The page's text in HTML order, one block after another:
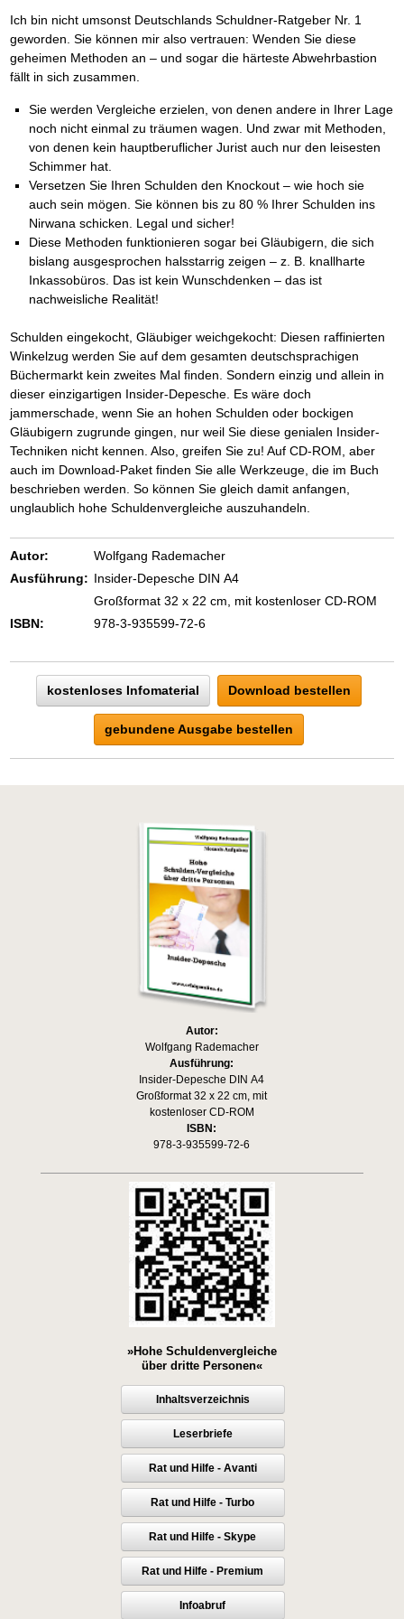
Ich bin nicht umsonst Deutschlands Schuldner-Ratgeber Nr. 1
geworden. Sie können mir also vertrauen: Wenden Sie diese
geheimen Methoden an – und sogar die härteste Abwehrbastion
fällt in sich zusammen.
Sie werden Vergleiche erzielen, von denen andere in Ihrer Lage
noch nicht einmal zu träumen wagen. Und zwar mit Methoden,
von denen kein hauptberuflicher Jurist auch nur den leisesten
Schimmer hat.
Versetzen Sie Ihren Schulden den Knockout – wie hoch sie
auch sein mögen. Sie können bis zu 80 % Ihrer Schulden ins
Nirwana schicken. Legal und sicher!
Diese Methoden funktionieren sogar bei Gläubigern, die sich
bislang ausgesprochen halsstarrig zeigen – z. B. knallharte
Inkassobüros. Das ist kein Wunschdenken – das ist
nachweisliche Realität!
Schulden eingekocht, Gläubiger weichgekocht: Diesen raffinierten
Winkelzug werden Sie auf dem gesamten deutschsprachigen
Büchermarkt kein zweites Mal finden. Sondern einzig und allein in
dieser einzigartigen Insider-Depesche. Es wäre doch
jammerschade, wenn Sie an hohen Schulden oder bockigen
Gläubigern zugrunde gingen, nur weil Sie diese genialen Insider-
Techniken nicht kennen. Also, greifen Sie zu! Auf CD-ROM, aber
auch im Download-Paket finden Sie alle Werkzeuge, die im Buch
beschrieben werden. So können Sie gleich damit anfangen,
unglaublich hohe Schuldenvergleiche auszuhandeln.
Autor:
Wolfgang Rademacher
Ausführung: Insider-Depesche DIN A4
Großformat 32 x 22 cm, mit kostenloser CD-ROM
ISBN:
978-3-935599-72-6
kostenloses Infomaterial Download bestellen
gebundene Ausgabe bestellen
Autor:
Wolfgang Rademacher
Ausführung:
Insider-Depesche DIN A4
Großformat 32 x 22 cm, mit
kostenloser CD-ROM
ISBN:
978-3-935599-72-6
»Hohe Schuldenvergleiche
über dritte Personen«
Inhaltsverzeichnis
Leserbriefe
Rat und Hilfe - Avanti
Rat und Hilfe - Turbo
Rat und Hilfe - Skype
Rat und Hilfe - Premium
Infoabruf